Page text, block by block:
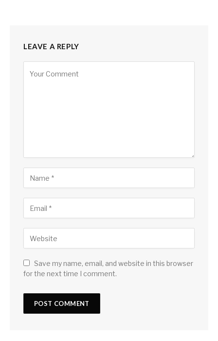
LEAVE A REPLY
Save my name, email, and website in this browser
for the next time I comment.